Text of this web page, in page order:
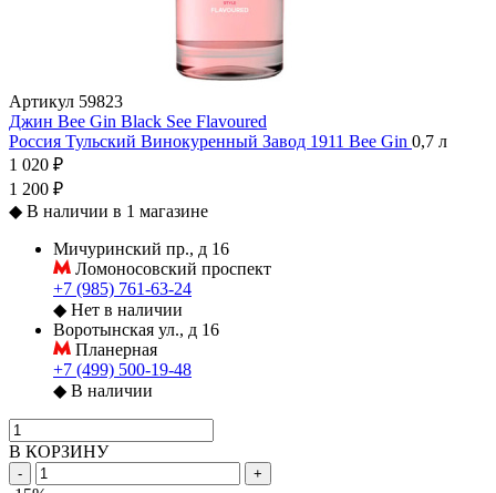
Артикул 59823
Джин Bee Gin Black See Flavoured
Россия Тульский Винокуренный Завод 1911 Bee Gin 0,7 л
1 020 ₽
1 200 ₽
◆ В наличии в 1 магазине
Мичуринский пр., д 16
Ломоносовский проспект
+7 (985) 761-63-24
◆ Нет в наличии
Воротынская ул., д 16
Планерная
+7 (499) 500-19-48
◆ В наличии
В КОРЗИНУ
- +